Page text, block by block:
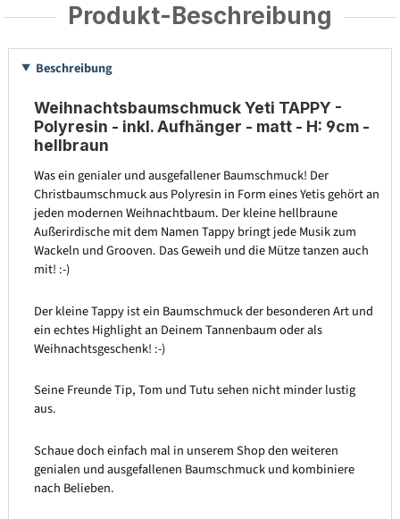
Produkt-Beschreibung
Beschreibung
Weihnachtsbaumschmuck Yeti TAPPY -
Polyresin - inkl. Aufhänger - matt - H: 9cm -
hellbraun
Was ein genialer und ausgefallener Baumschmuck! Der
Christbaumschmuck aus Polyresin in Form eines Yetis gehört an
jeden modernen Weihnachtbaum. Der kleine hellbraune
Außerirdische mit dem Namen Tappy bringt jede Musik zum
Wackeln und Grooven. Das Geweih und die Mütze tanzen auch
mit! :-)
Der kleine Tappy ist ein Baumschmuck der besonderen Art und
ein echtes Highlight an Deinem Tannenbaum oder als
Weihnachtsgeschenk! :-)
Seine Freunde Tip, Tom und Tutu sehen nicht minder lustig
aus.
Schaue doch einfach mal in unserem Shop den weiteren
genialen und ausgefallenen Baumschmuck und kombiniere
nach Belieben.